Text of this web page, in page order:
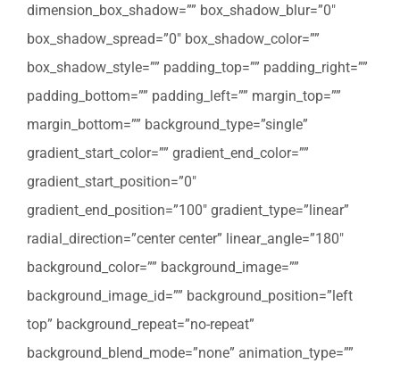
dimension_box_shadow=”” box_shadow_blur=”0″
box_shadow_spread=”0″ box_shadow_color=””
box_shadow_style=”” padding_top=”” padding_right=””
padding_bottom=”” padding_left=”” margin_top=””
margin_bottom=”” background_type=”single”
gradient_start_color=”” gradient_end_color=””
gradient_start_position=”0″
gradient_end_position=”100″ gradient_type=”linear”
radial_direction=”center center” linear_angle=”180″
background_color=”” background_image=””
background_image_id=”” background_position=”left
top” background_repeat=”no-repeat”
background_blend_mode=”none” animation_type=””